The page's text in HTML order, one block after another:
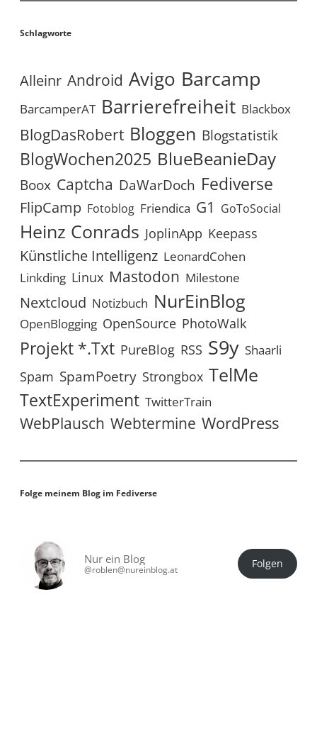
Schlagworte
Alleinr Android Avigo Barcamp
BarcamperAT Barrierefreiheit Blackbox
BlogDasRobert Bloggen Blogstatistik
BlogWochen2025 BlueBeanieDay
Boox Captcha DaWarDoch Fediverse
FlipCamp Fotoblog Friendica G1 GoToSocial
Heinz Conrads JoplinApp Keepass
Künstliche Intelligenz LeonardCohen
Linkding Linux Mastodon Milestone
Nextcloud Notizbuch NurEinBlog
OpenBlogging OpenSource PhotoWalk
Projekt *.txt PureBlog RSS S9y Shaarli
Spam SpamPoetry Strongbox TelMe
TextExperiment TwitterTrain
WebPlausch Webtermine WordPress
Folge meinem Blog im Fediverse
Nur ein Blog
@roblen@nureinblog.at Folgen